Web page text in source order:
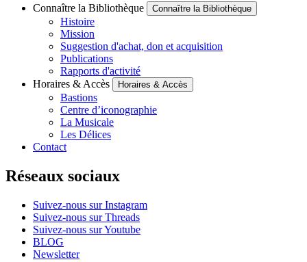
Connaître la Bibliothèque Connaître la Bibliothèque
Histoire
Mission
Suggestion d'achat, don et acquisition
Publications
Rapports d'activité
Horaires & Accès
Horaires & Accès
Bastions
Centre d’iconographie
La Musicale
Les Délices
Contact
Réseaux sociaux
Suivez-nous sur Instagram
Suivez-nous sur Threads
Suivez-nous sur Youtube
BLOG
Newsletter